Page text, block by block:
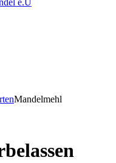
e.U
Mandelmehl